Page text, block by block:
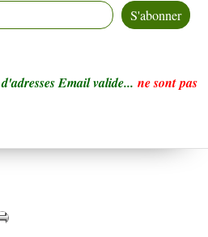
d'adresses Email valide... ne sont pas